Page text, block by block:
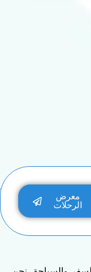
معرض
الرحلات